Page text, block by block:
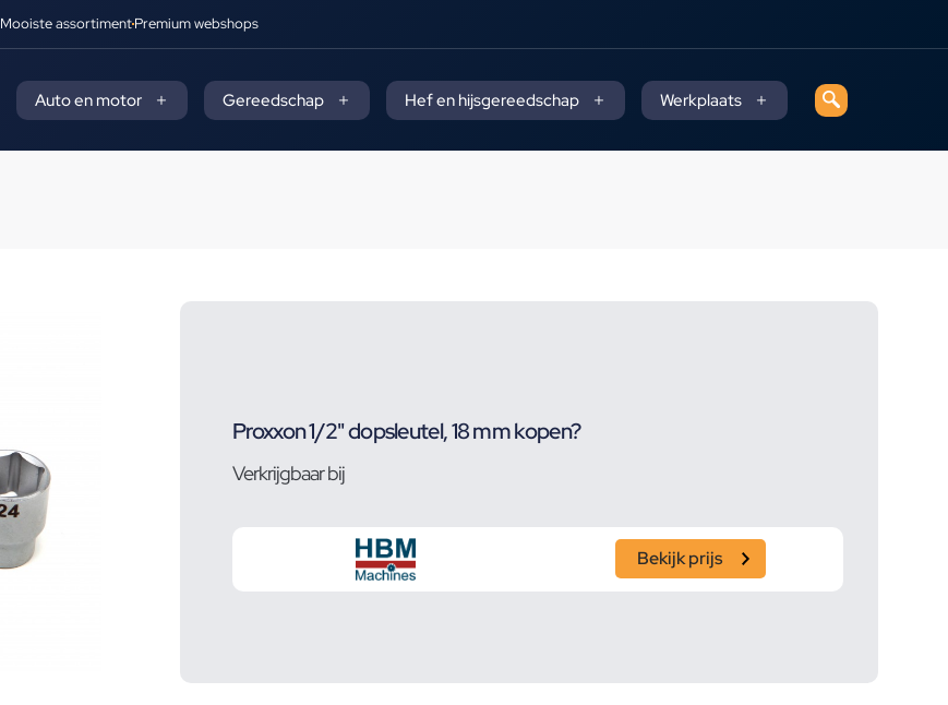
Mooiste assortimentPremium webshops
Auto en motor Gereedschap Hef en hijsgereedschap Werkplaats
Proxxon 1/2" dopsleutel, 18 mm kopen?
Verkrijgbaar bij
Bekijk prijs